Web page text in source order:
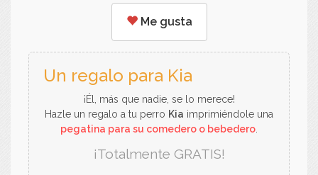
Me gusta
Un regalo para Kia
¡Él, más que nadie, se lo merece!
Hazle un regalo a tu perro Kia imprimiéndole una
pegatina para su comedero o bebedero
¡Totalmente GRATIS!